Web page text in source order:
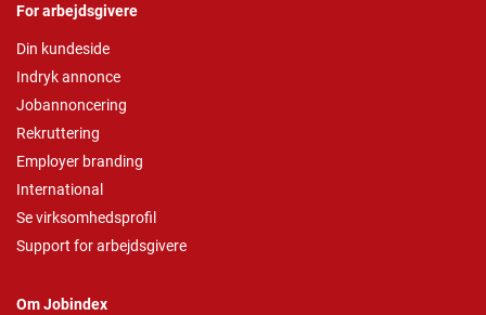
For arbejdsgivere
Din kundeside
Indryk annonce
Jobannoncering
Rekruttering
Employer branding
International
Se virksomhedsprofil
Support for arbejdsgivere
Om Jobindex